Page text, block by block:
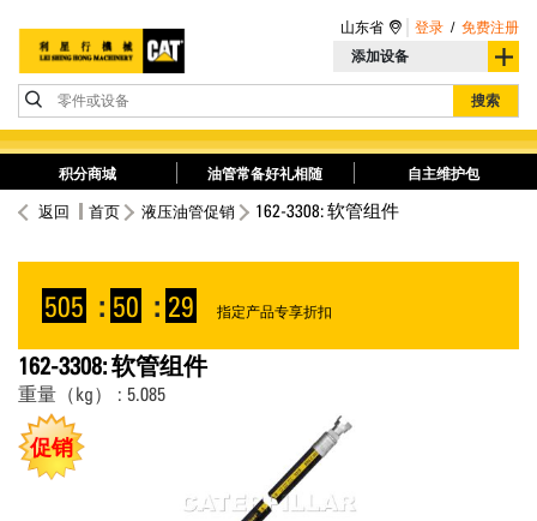
添加设备
零件或设备 搜索
山东省 登录 / 免费注册
积分商城 油管常备好礼相随 自主维护包
返回 首页 液压油管促销 162-3308: 软管组件
505 : 50 : 28 指定产品专享折扣
162-3308: 软管组件
重量（kg） : 5.085
促销